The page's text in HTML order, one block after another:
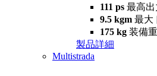
111 ps 最高出
9.5 kgm 最大
175 kg 装備
製品詳細
Multistrada